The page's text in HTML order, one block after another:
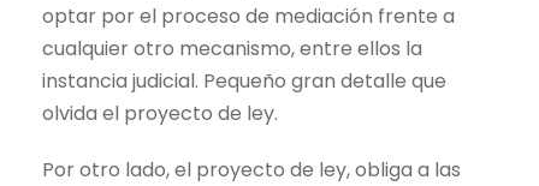
optar por el proceso de mediación frente a
cualquier otro mecanismo, entre ellos la
instancia judicial. Pequeño gran detalle que
olvida el proyecto de ley.
Por otro lado, el proyecto de ley, obliga a las